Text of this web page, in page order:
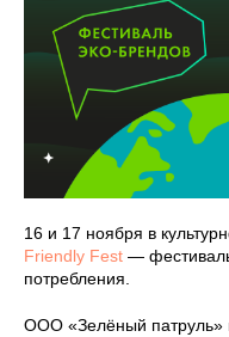
16 и 17 ноября в
Friendly Fest —
потребления.
ООО «Зелёный патруль»